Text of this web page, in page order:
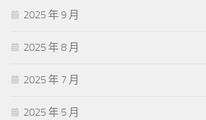
2025 年 9 月
2025 年 8 月
2025 年 7 月
2025 年 5 月